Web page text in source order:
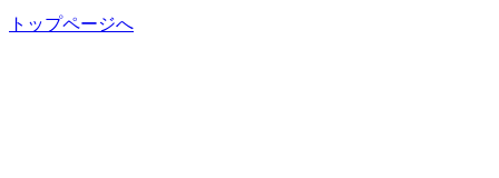
流での現状分析、顧客ヒアリング、戦略策定、技術選定、
ーケットプレイス」が存在し、本ツールを活用で上司の引
w.businessinsider.jp/post-283587) アサヒグループホールディン
（真北）という言葉がよくつかわれる。針が少し東に傾い
トップページへ